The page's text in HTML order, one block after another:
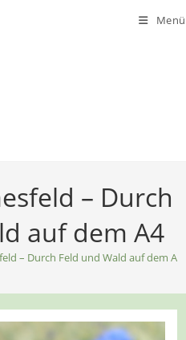
Menü
– Durch
auf dem A4
– Durch Feld und Wald auf dem A4